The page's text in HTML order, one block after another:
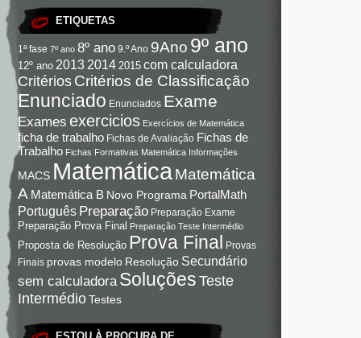
ETIQUETAS
1ª fase 7º ano 8º ano 9.º Ano 9Ano 9º ano
12º ano 2013 2014 2015 com calculadora
Critérios Critérios de Classificação
Enunciado Enunciados Exame
Exames exercicios Exercícios de Matemática
ficha de trabalho Fichas de Avaliação Fichas de
Trabalho Fichas Formativas Matemática Informações
MACS Matemática Matemática
A Matemática B Novo Programa PortalMath
Português Preparação Preparação Exame
Preparação Prova Final Preparação Teste Intermédio
Proposta de Resolução Prova Final Provas
Finais provas modelo Resolução Secundário
sem calculadora Soluções Teste
IntermédioTestes
ESTOU À PROCURA DE…